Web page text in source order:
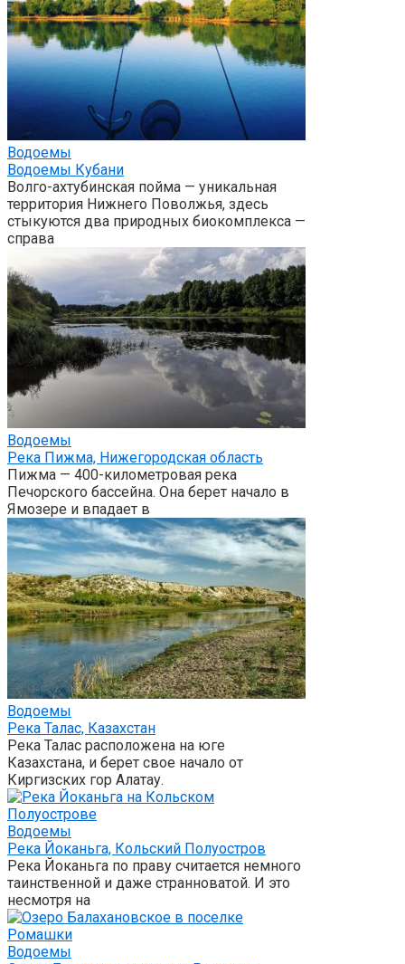
Водоемы
Водоемы Кубани
Волго-ахтубинская пойма — уникальная
территория Нижнего Поволжья, здесь
стыкуются два природных биокомплекса —
справа
Водоемы
Река Пижма, Нижегородская область
Пижма — 400-километровая река
Печорского бассейна. Она берет начало в
Ямозере и впадает в
Водоемы
Река Талас, Казахстан
Река Талас расположена на юге
Казахстана, и берет свое начало от
Киргизских гор Алатау.
Водоемы
Река Йоканьга, Кольский Полуостров
Река Йоканьга по праву считается немного
таинственной и даже странноватой. И это
несмотря на
Водоемы